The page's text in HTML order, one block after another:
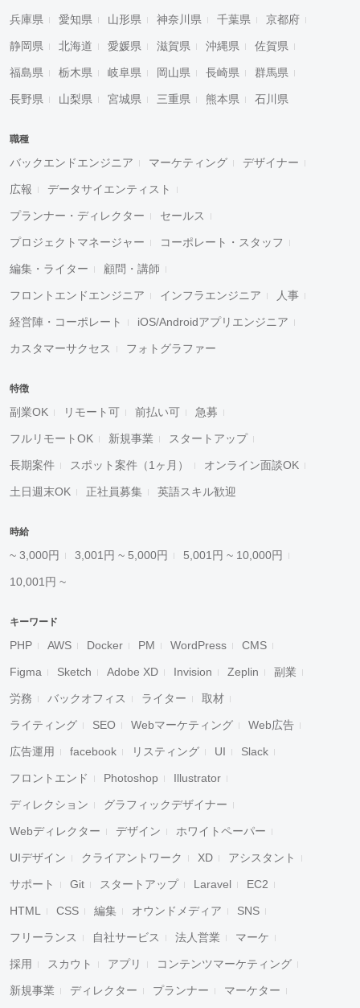
兵庫県 愛知県 山形県 神奈川県 千葉県 京都府
静岡県 北海道 愛媛県 滋賀県 沖縄県 佐賀県
福島県 栃木県 岐阜県 岡山県 長崎県 群馬県
長野県 山梨県 宮城県 三重県 熊本県 石川県
職種
バックエンドエンジニア マーケティング デザイナー
広報 データサイエンティスト
プランナー・ディレクター セールス
プロジェクトマネージャー コーポレート・スタッフ
編集・ライター 顧問・講師
フロントエンドエンジニア インフラエンジニア 人事
経営陣・コーポレート iOS/Androidアプリエンジニア
カスタマーサクセス フォトグラファー
特徴
副業OK リモート可 前払い可 急募
フルリモートOK 新規事業 スタートアップ
長期案件 スポット案件（1ヶ月） オンライン面談OK
土日週末OK 正社員募集 英語スキル歓迎
時給
~ 3,000円 3,001円 ~ 5,000円 5,001円 ~ 10,000円
10,001円 ~
キーワード
PHP AWS Docker PM WordPress CMS
Figma Sketch Adobe XD Invision Zeplin 副業
労務 バックオフィス ライター 取材
ライティング SEO Webマーケティング Web広告
広告運用 facebook リスティング UI Slack
フロントエンド Photoshop Illustrator
ディレクション グラフィックデザイナー
Webディレクター デザイン ホワイトペーパー
UIデザイン クライアントワーク XD アシスタント
サポート Git スタートアップ Laravel EC2
HTML CSS 編集 オウンドメディア SNS
フリーランス 自社サービス 法人営業 マーケ
採用 スカウト アプリ コンテンツマーケティング
新規事業 ディレクター プランナー マーケター